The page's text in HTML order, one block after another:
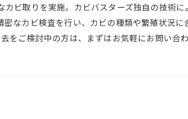
ビ取りを実施。カビバスターズ独自の技術
なカビ検査を行い、カビの種類や繁殖状況
をご検討中の方は、まずはお気軽にお問い合